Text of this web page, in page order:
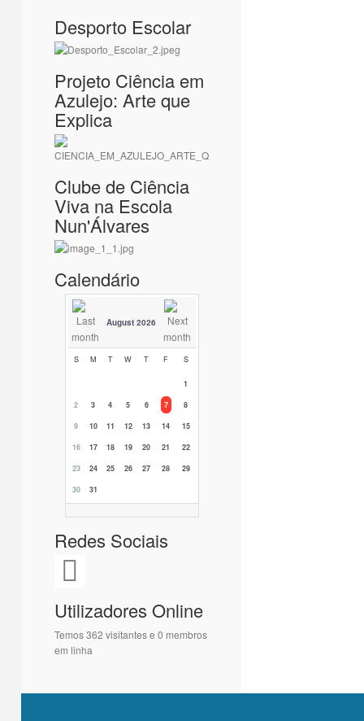
Desporto Escolar
Projeto Ciência em
Azulejo: Arte que
Explica
Clube de Ciência
Viva na Escola
Nun'Álvares
Calendário
August 2026
S M T W T F S
1
2
3 4 5 6 7
8
9
10 11 12 13 14
15
16
17 18 19 20 21
22
23
24 25 26 27 28
29
30
31
Redes Sociais
Utilizadores Online
Temos 362 visitantes e 0 membros
em linha